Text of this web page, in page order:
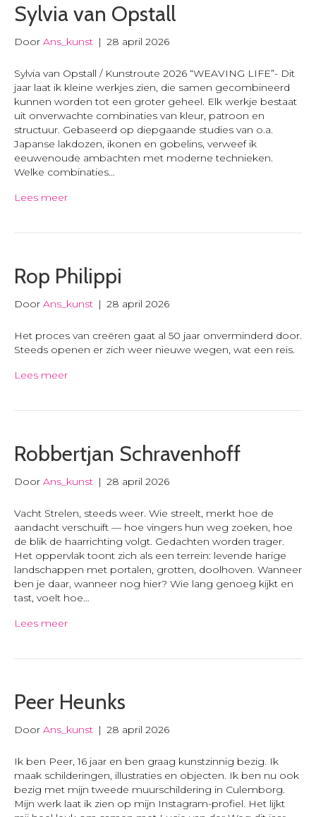
Sylvia van Opstall
Door Ans_kunst | 28 april 2026
Sylvia van Opstall / Kunstroute 2026 “WEAVING LIFE”- Dit
jaar laat ik kleine werkjes zien, die samen gecombineerd
kunnen worden tot een groter geheel. Elk werkje bestaat
uit onverwachte combinaties van kleur, patroon en
structuur. Gebaseerd op diepgaande studies van o.a.
Japanse lakdozen, ikonen en gobelins, verweef ik
eeuwenoude ambachten met moderne technieken.
Welke combinaties…
Lees meer
Rop Philippi
Door Ans_kunst | 28 april 2026
Het proces van creëren gaat al 50 jaar onverminderd door.
Steeds openen er zich weer nieuwe wegen, wat een reis.
Lees meer
Robbertjan Schravenhoff
Door Ans_kunst | 28 april 2026
Vacht Strelen, steeds weer. Wie streelt, merkt hoe de
aandacht verschuift — hoe vingers hun weg zoeken, hoe
de blik de haarrichting volgt. Gedachten worden trager.
Het oppervlak toont zich als een terrein: levende harige
landschappen met portalen, grotten, doolhoven. Wanneer
ben je daar, wanneer nog hier? Wie lang genoeg kijkt en
tast, voelt hoe…
Lees meer
Peer Heunks
Door Ans_kunst | 28 april 2026
Ik ben Peer, 16 jaar en ben graag kunstzinnig bezig. Ik
maak schilderingen, illustraties en objecten. Ik ben nu ook
bezig met mijn tweede muurschildering in Culemborg.
Mijn werk laat ik zien op mijn Instagram-profiel. Het lijkt